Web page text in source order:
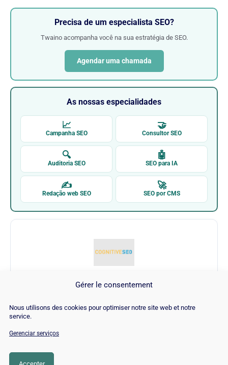
Gérer le consentement
Nous utilisons des cookies pour optimiser notre site web et notre
service.
Gerenciar serviços
Accepter
Precisa de um especialista SEO?
Twaino acompanha você na sua estratégia de SEO.
Agendar uma chamada
As nossas especialidades
📈
Campanha SEO
🤝
Consultor SEO
🔍
Auditoria SEO
🤖
SEO para IA
✍
Redação web SEO
🚀
SEO por CMS